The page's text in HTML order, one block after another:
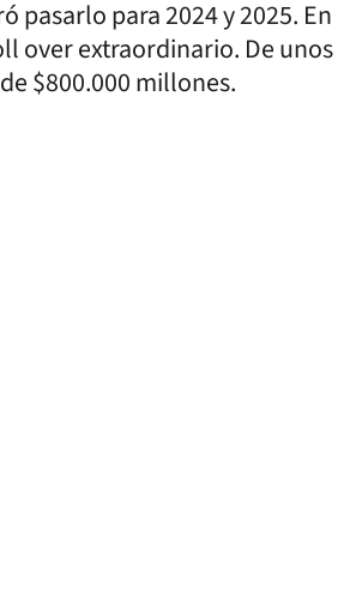
pasarlo para 2024 y 2025. En
over extraordinario. De unos
$800.000 millones.